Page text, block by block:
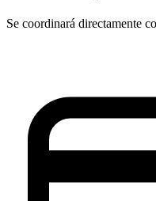
Se coordinará directamente